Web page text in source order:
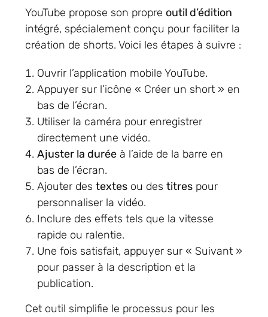
YouTube propose son propre outil d’édition
intégré, spécialement conçu pour faciliter la
création de shorts. Voici les étapes à suivre :
Ouvrir l’application mobile YouTube.
Appuyer sur l’icône « Créer un short » en
bas de l’écran.
Utiliser la caméra pour enregistrer
directement une vidéo.
Ajuster la durée à l’aide de la barre en
bas de l’écran.
Ajouter destextes ou destitres pour
personnaliser la vidéo.
Inclure des effets tels que la vitesse
rapide ou ralentie.
Une fois satisfait, appuyer sur « Suivant »
pour passer à la description et la
publication.
Cet outil simplifie le processus pour les